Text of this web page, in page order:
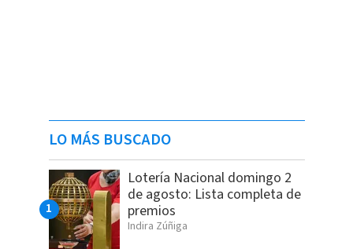
LO MÁS BUSCADO
Lotería Nacional domingo 2
de agosto: Lista completa de
premios
Indira Zúñiga